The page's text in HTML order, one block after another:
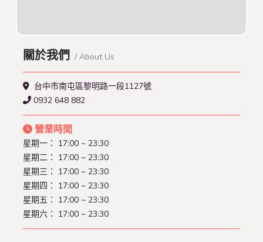
關於我們 / About Us
台中市南屯區黎明路一段1127號
0932 648 882
營業時間
星期一： 17:00 ~ 23:30
星期二： 17:00 ~ 23:30
星期三： 17:00 ~ 23:30
星期四： 17:00 ~ 23:30
星期五： 17:00 ~ 23:30
星期六： 17:00 ~ 23:30